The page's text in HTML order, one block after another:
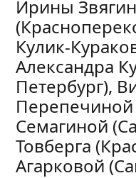
Ирины
Кулик-
Александра
Петербург),
Перепечиной
Семагиной
Товберга
Агарковой